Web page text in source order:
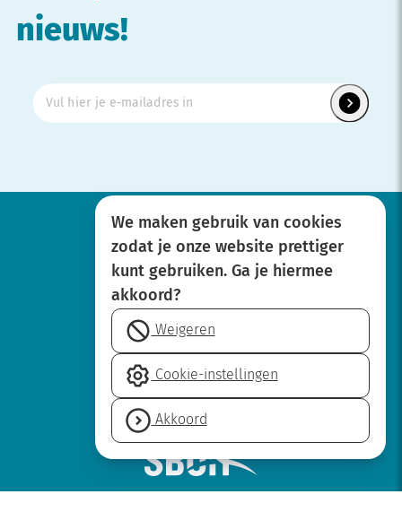
nieuws!
Werken bij
Over SBOH
Privacyverklaring
Disclaimer
Cookie-
Neem contact op
We maken gebruik van cookies
zodat je onze website prettiger
kunt gebruiken. Ga je hiermee
akkoord?
Weigeren
Cookie-instellingen
Akkoord